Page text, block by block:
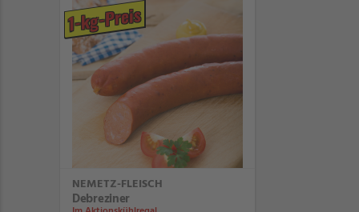
1-kg-Preis
NEMETZ-FLEISCH
Debreziner